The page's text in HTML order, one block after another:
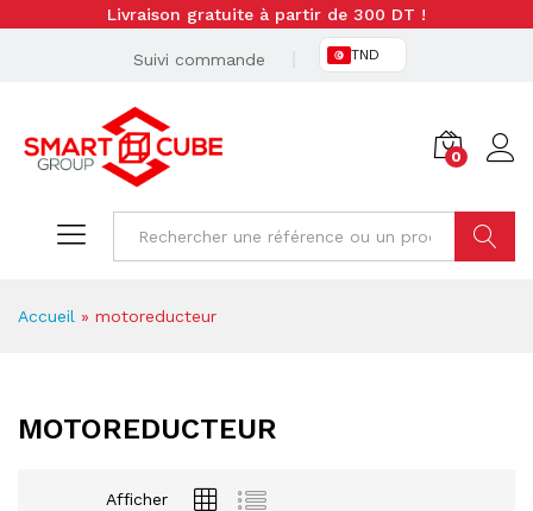
Livraison gratuite à partir de 300 DT !
Suivi commande TND
0
Accueil » motoreducteur
MOTOREDUCTEUR
Afficher